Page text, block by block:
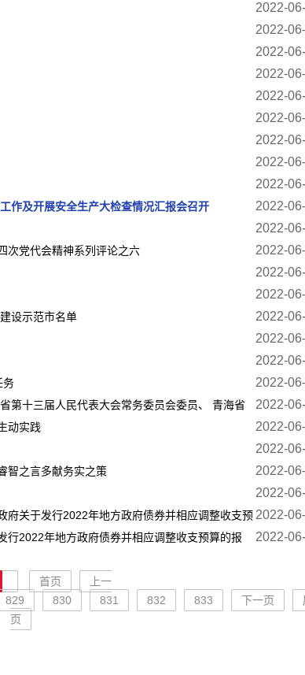
2022-
2022-
2022-
2022-
2022-
2022-
2022-
2022-
2022-
2022-
作及开展安全生产大检查情况汇报会召开
2022-
2022-
党代会精神系列评论之六
2022-
2022-
2022-
设示范市名单
2022-
2022-
2022-
务
2022-
第十三届人民代表大会常务委员会委员、 青海省
2022-
动实践
2022-
2022-
智之言多献务实之策
2022-
2022-
府关于发行2022年地方政府债券并相应调整收支预
2022-
行2022年地方政府债券并相应调整收支预算的报
首页
上一
829 830 831 832 833 下一页
页